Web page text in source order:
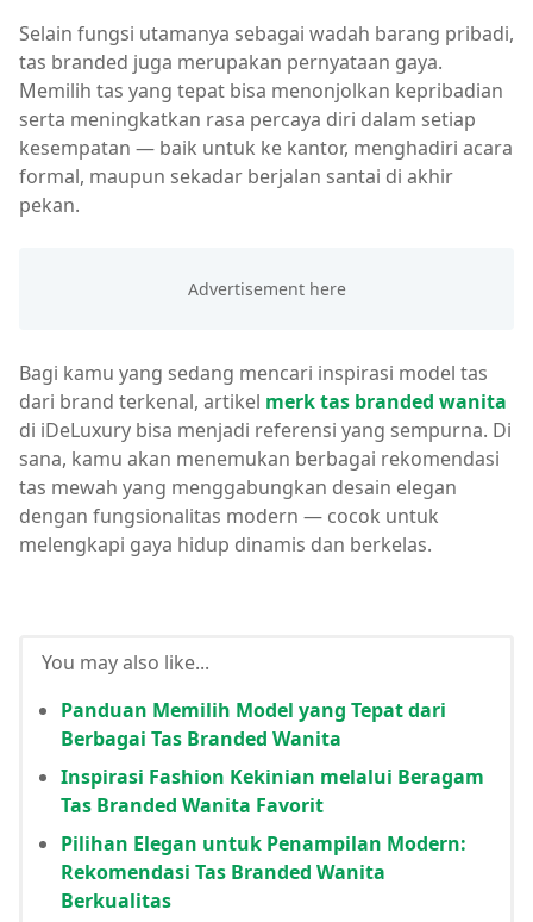
Selain fungsi utamanya sebagai wadah barang pribadi,
tas branded juga merupakan pernyataan gaya.
Memilih tas yang tepat bisa menonjolkan kepribadian
serta meningkatkan rasa percaya diri dalam setiap
kesempatan — baik untuk ke kantor, menghadiri acara
formal, maupun sekadar berjalan santai di akhir
pekan.
Bagi kamu yang sedang mencari inspirasi model tas
dari brand terkenal, artikel merk tas branded wanita
di iDeLuxury bisa menjadi referensi yang sempurna. Di
sana, kamu akan menemukan berbagai rekomendasi
tas mewah yang menggabungkan desain elegan
dengan fungsionalitas modern — cocok untuk
melengkapi gaya hidup dinamis dan berkelas.
You may also like...
Panduan Memilih Model yang Tepat dari
Berbagai Tas Branded Wanita
Inspirasi Fashion Kekinian melalui Beragam
Tas Branded Wanita Favorit
Pilihan Elegan untuk Penampilan Modern:
Rekomendasi Tas Branded Wanita
Berkualitas